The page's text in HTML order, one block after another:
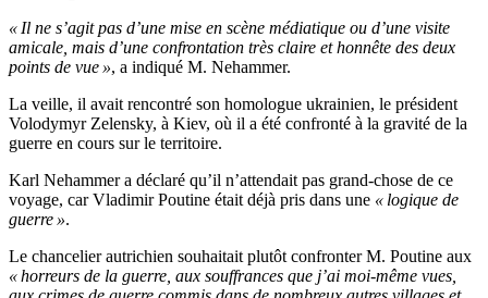
« Il ne s’agit pas d’une mise en scène médiatique ou d’une visite
amicale, mais d’une confrontation très claire et honnête des deux
points de vue », a indiqué M. Nehammer.
La veille, il avait rencontré son homologue ukrainien, le président
Volodymyr Zelensky, à Kiev, où il a été confronté à la gravité de la
guerre en cours sur le territoire.
Karl Nehammer a déclaré qu’il n’attendait pas grand-chose de ce
voyage, car Vladimir Poutine était déjà pris dans une « logique de
guerre ».
Le chancelier autrichien souhaitait plutôt confronter M. Poutine aux
« horreurs de la guerre, aux souffrances que j’ai moi-même vues,